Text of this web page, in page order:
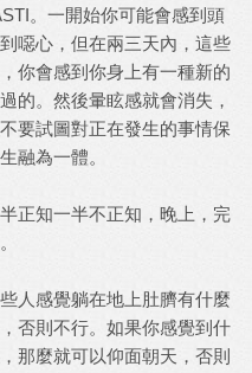
。一開始你可能會感到頭
噁心，但在兩三天內，這些
你會感到你身上有一種新的
的。然後暈眩感就會消失，
要試圖對正在發生的事情保
融為一體。
知一半不正知，晚上，完
感覺躺在地上肚臍有什麼
否則不行。如果你感覺到什
那麼就可以仰面朝天，否則